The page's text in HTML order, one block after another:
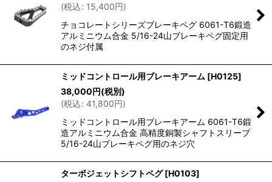
(税込: 15,400円)
チョコレートシリーズブレーキペグ 6061-T6鍛造
アルミニウム合金 5/16-24山ブレーキペグ固定用
のネジ付属
ミッドコントロール用ブレーキアーム [H0125]
38,000円(税別)
(税込: 41,800円)
ミッドコントロール用ブレーキアーム 6061-T6鍛
造アルミニウム合金 高精度銅製シャフトスリーブ
5/16-24山ブレーキペグ用のネジ穴
ターボジェットシフトペグ [H0103]